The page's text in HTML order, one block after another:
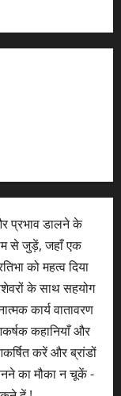
प्रभाव डालने के
से जुड़ें, जहाँ एक
को महत्व दिया
के साथ सहयोग
कार्य वातावरण
कहानियाँ और
करें और ब्रांडों
का मौका न चूकें -